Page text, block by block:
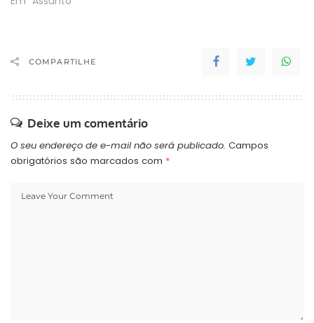
de Turismo de Foz, Felipe
(PCdoB).…
COMPARTILHE
Deixe um comentário
O seu endereço de e-mail não será publicado. Campos
obrigatórios são marcados com *